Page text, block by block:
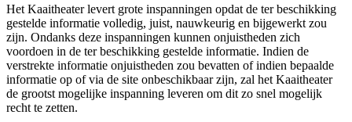
Het Kaaitheater levert grote inspanningen opdat de ter beschikking
gestelde informatie volledig, juist, nauwkeurig en bijgewerkt zou
zijn. Ondanks deze inspanningen kunnen onjuistheden zich
voordoen in de ter beschikking gestelde informatie. Indien de
verstrekte informatie onjuistheden zou bevatten of indien bepaalde
informatie op of via de site onbeschikbaar zijn, zal het Kaaitheater
de grootst mogelijke inspanning leveren om dit zo snel mogelijk
recht te zetten.